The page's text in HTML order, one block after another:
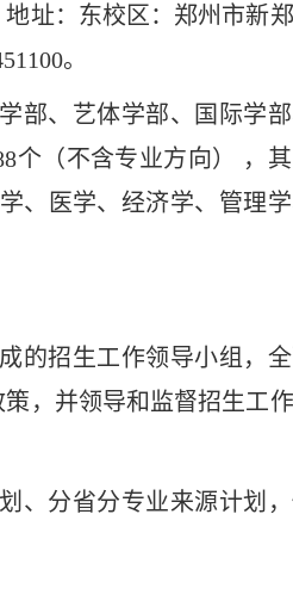
址：东校区：郑州市新
。
部、艺体学部、国际学
个（不含专业方向） ，
、医学、经济学、管理
的招生工作领导小组，
，并领导和监督招生工
、分省分专业来源计划